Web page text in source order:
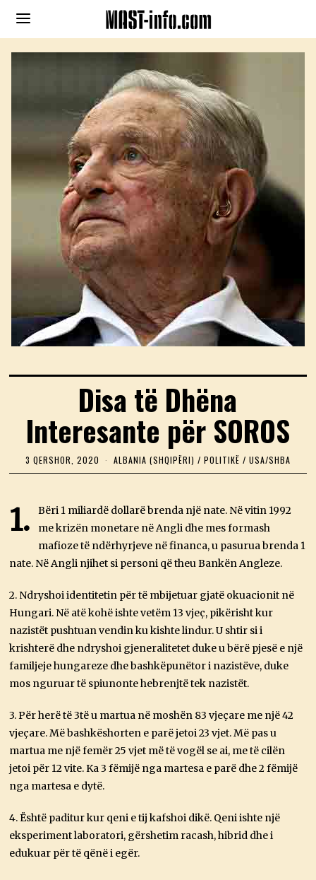
Disa të Dhëna
Interesante për SOROS
3 QERSHOR, 2020
3
J
,
2
0
2
6
ALBANIA (SHQIPËRI) / POLITIKË / USA/SHBA
1.
Bëri 1 miliardë dollarë brenda një nate. Në vitin 1992
me krizën monetare në Angli dhe mes formash
mafioze të ndërhyrjeve në financa, u pasurua brenda 1
nate. Në Angli njihet si personi që theu Bankën Angleze.
2. Ndryshoi identitetin për të mbijetuar gjatë okuacionit në
Hungari. Në atë kohë ishte vetëm 13 vjeç, pikërisht kur
nazistët pushtuan vendin ku kishte lindur. U shtir si i
krishterë dhe ndryshoi gjeneralitetet duke u bërë pjesë e një
familjeje hungareze dhe bashkëpunëtor i nazistëve, duke
mos nguruar të spiunonte hebrenjtë tek nazistët.
3. Për herë të 3të u martua në moshën 83 vjeçare me një 42
vjeçare. Më bashkëshorten e parë jetoi 23 vjet. Më pas u
martua me një femër 25 vjet më të vogël se ai, me të cilën
jetoi për 12 vite. Ka 3 fëmijë nga martesa e parë dhe 2 fëmijë
nga martesa e dytë.
4. Është paditur kur qeni e tij kafshoi dikë. Qeni ishte një
eksperiment laboratori, gërshetim racash, hibrid dhe i
edukuar për të qënë i egër.